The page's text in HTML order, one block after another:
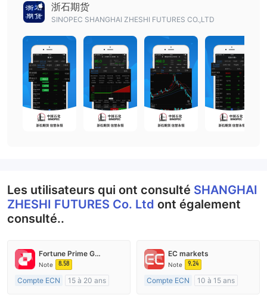
浙石期货
SINOPEC SHANGHAI ZHESHI FUTURES CO.,LTD
Les utilisateurs qui ont consulté SHANGHAI
ZHESHI FUTURES Co. Ltd ont également
consulté..
Fortune Prime Global
Note 8.58
Compte ECN
15 à 20 ans
EC markets
Note 9.24
Compte ECN
10 à 15 ans